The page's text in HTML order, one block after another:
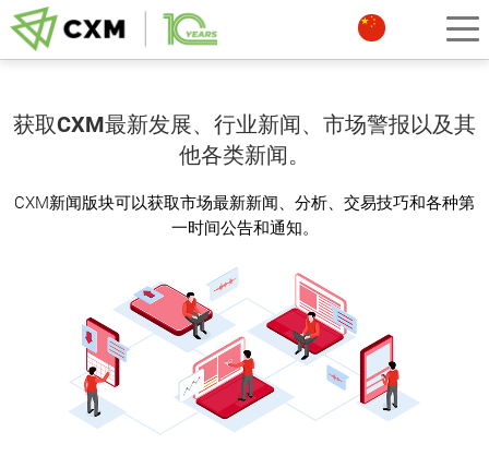
获取CXM最新发展、行业新闻、市场警报以及其
他各类新闻。
CXM新闻版块可以获取市场最新新闻、分析、交易技巧和各种第
一时间公告和通知。